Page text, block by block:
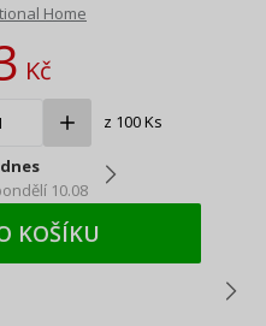
Home
Kč
z 100 Ks
10.08
KOŠÍKU